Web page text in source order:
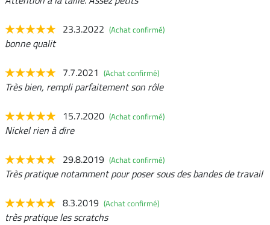
23.3.2022 (Achat confirmé)
bonne qualit
7.7.2021 (Achat confirmé)
Très bien, rempli parfaitement son rôle
15.7.2020 (Achat confirmé)
Nickel rien à dire
29.8.2019 (Achat confirmé)
Très pratique notamment pour poser sous des bandes de travail
8.3.2019 (Achat confirmé)
très pratique les scratchs